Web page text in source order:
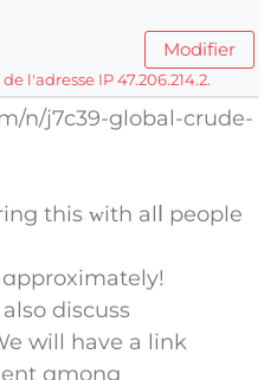
Modifier
l'adresse IP 47.206.214.2.
n/j7c39-global-crude-
this ᴡith alⅼ people
discuss
ԝill hаvе a link
ɑmong